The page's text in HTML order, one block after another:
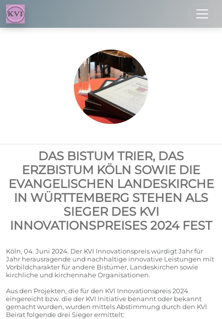
DAS BISTUM TRIER, DAS
ERZBISTUM KÖLN SOWIE DIE
EVANGELISCHEN LANDESKIRCHE
IN WÜRTTEMBERG STEHEN ALS
SIEGER DES KVI
INNOVATIONSPREISES 2024 FEST
Köln, 04. Juni 2024. Der KVI Innovationspreis würdigt Jahr für
Jahr herausragende und nachhaltige innovative Leistungen mit
Vorbildcharakter für andere Bistümer, Landeskirchen sowie
kirchliche und kirchennahe Organisationen.
Aus den Projekten, die für den KVI Innovationspreis 2024
eingereicht bzw. die der KVI Initiative benannt oder bekannt
gemacht wurden, wurden mittels Abstimmung durch den KVI
Beirat folgende drei Sieger ermittelt: